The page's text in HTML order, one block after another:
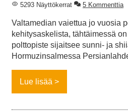
5293 Näyttökerrat
5 Kommenttia
Valtamedian vaiettua jo vuosia
kehitysaskelista, tähtäimessä
polttopiste sijaitsee sunni- ja
Hormuzinsalmessa
Lue lisää